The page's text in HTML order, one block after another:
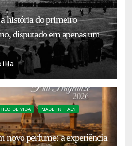
história do primeiro
disputado em apenas um
DE VIDA MADE IN ITALY
novo perfume: a experiência